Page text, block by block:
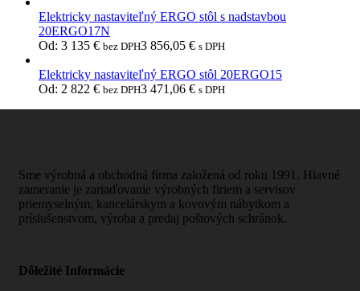
Elektricky nastaviteľný ERGO stôl s nadstavbou
20ERGO17N
Od: 3 135 € bez DPH3 856,05 € s DPH
Elektricky nastaviteľný ERGO stôl 20ERGO15
Od: 2 822 € bez DPH3 471,06 € s DPH
Sme výrobná a obchodná firma založená od roku 1991. Hlavné
zameranie je zariaďovanie výrobných firiem a servisov
priemyselným, kancelárskym a kovovým nábytkom a
príslušenstvom, výroba a predaj poštových schránok.
Dôležité Informácie